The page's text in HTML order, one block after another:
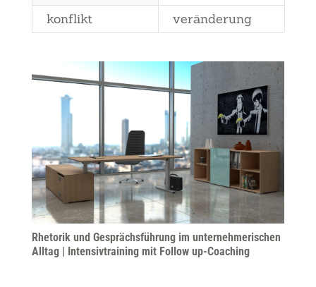
konflikt
veränderung
Rhetorik und Gesprächsführung im unternehmerischen
Alltag | Intensivtraining mit Follow up-Coaching